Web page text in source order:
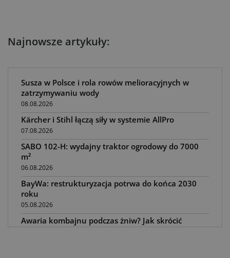
Najnowsze artykuły:
Susza w Polsce i rola rowów melioracyjnych w
zatrzymywaniu wody
08.08.2026
Kärcher i Stihl łączą siły w systemie AllPro
07.08.2026
SABO 102-H: wydajny traktor ogrodowy do 7000
m²
06.08.2026
BayWa: restrukturyzacja potrwa do końca 2030
roku
05.08.2026
Awaria kombajnu podczas żniw? Jak skrócić